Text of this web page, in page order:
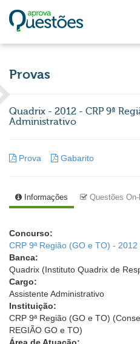
Provas
Quadrix - 2012 - CRP 9ª
Administrativo
Prova Gabarito
Informações Questões
Concurso:
CRP 9ª Região (GO e TO) - 2012
Banca:
Quadrix (Instituto Quadrix de
Cargo:
Assistente Administrativo
Instituição:
CRP 9ª Região (GO e TO)
REGIÃO GO e TO)